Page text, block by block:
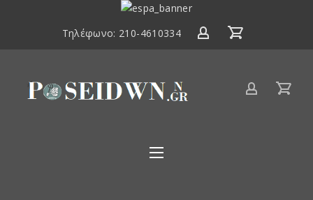
ΕΣΠΑ
2020
Τηλέφωνο: 210-4610334
Είδη